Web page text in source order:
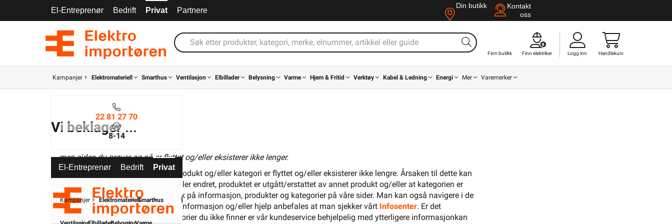
El-Entreprenør Bedrift Privat Partnere
Din butikk
Kontakt
oss
Finn butikk Finn elektriker Logg inn Handlekurv
Kampanjer Elektromateriell Smarthus Ventilasjon Elbillader Belysning Varme Hjem & Fritid Verktøy Kabel & Ledning Energi Mer Varemerker
22 81 27 70
8-14
El-Entreprenør Bedrift Privat
Kampanjer ElektromateriellSmarthus
Vi beklager ...
... men siden du prøver og nå er flyttet og/eller eksisterer ikke lenger.
Siden, med tilhørende informasjon, produkt og/eller kategori er flyttet og/eller eksisterer ikke lengre. Årsaken til dette kan
være at informasjonen er utløpt og/eller endret, produktet er utgått/erstattet av annet produkt og/eller at kategorien er
flyttet. Over kan du gjenomføre ett søk på informasjon, produkter og kategorier på våre sider. Man kan også navigere i de
ulike menyene på siden. For generell informasjon og/eller hjelp anbefales at man sjekker vårt Infosenter. Er det
informasjon, produkter og/eller kategorier du ikke finner er vår kundeservice behjelpelig med ytterligere informasjonkan